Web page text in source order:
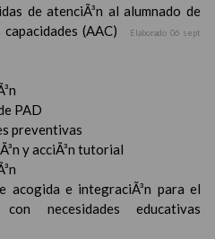
de atenciÃ³n al alumnado de
(AAC)
Elaborado 06 sept
PAD
preventivas
y acciÃ³n tutorial
acogida e integraciÃ³n para el
con necesidades educativas